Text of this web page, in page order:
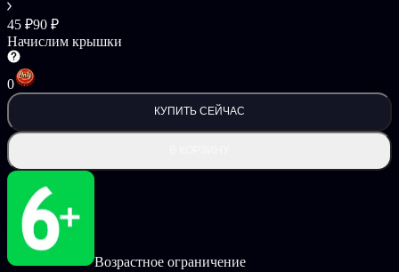
45 ₽90 ₽
Начислим крышки
0
КУПИТЬ СЕЙЧАС
Возрастное ограничение